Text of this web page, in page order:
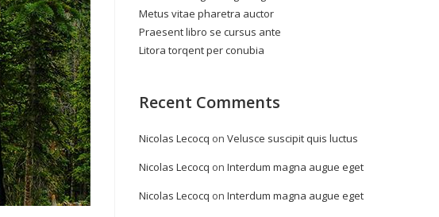
Metus vitae pharetra auctor
Praesent libro se cursus ante
Litora torqent per conubia
Recent Comments
Nicolas Lecocq on Velusce suscipit quis luctus
Nicolas Lecocq on Interdum magna augue eget
Nicolas Lecocq on Interdum magna augue eget